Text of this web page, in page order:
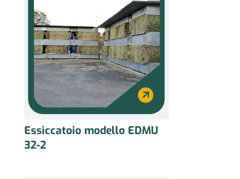
Essiccatoio modello EDMU
32-2